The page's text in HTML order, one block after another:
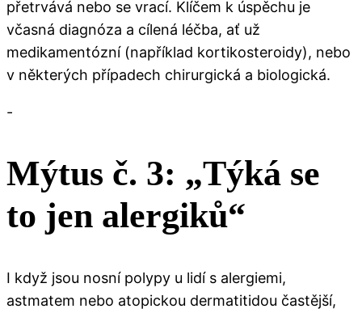
přetrvává nebo se vrací. Klíčem k úspěchu je
včasná diagnóza a cílená léčba, ať už
medikamentózní (například kortikosteroidy), nebo
v některých případech chirurgická a biologická.
-
Mýtus č. 3: „Týká se
to jen alergiků“
I když jsou nosní polypy u lidí s alergiemi,
astmatem nebo atopickou dermatitidou častější,